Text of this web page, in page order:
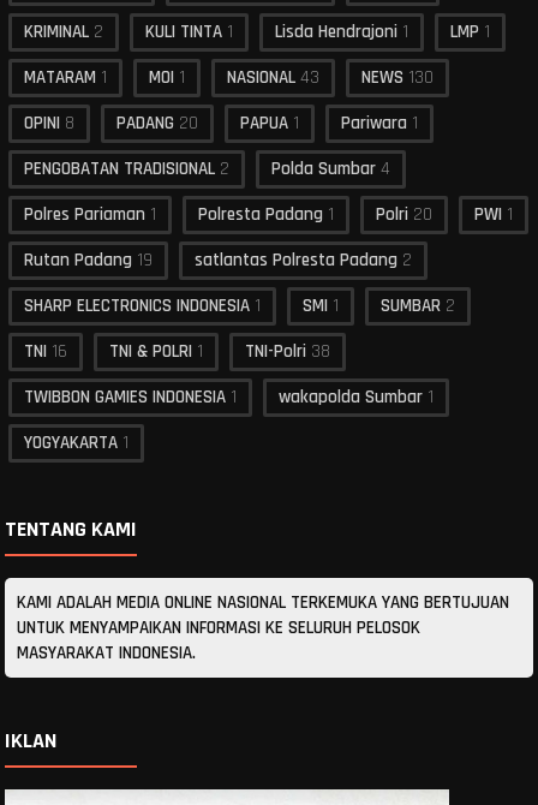
KRIMINAL 2 KULI TINTA 1 Lisda Hendrajoni 1 LMP 1
MATARAM 1 MOI 1 NASIONAL 43 NEWS 130
OPINI 8 PADANG 20 PAPUA 1 Pariwara 1
PENGOBATAN TRADISIONAL 2 Polda Sumbar 4
Polres Pariaman 1 Polresta Padang 1 Polri 20 PWI 1
Rutan Padang 19 satlantas Polresta Padang 2
SHARP ELECTRONICS INDONESIA 1 SMI 1 SUMBAR 2
TNI 16 TNI & POLRI 1 TNI-Polri 38
TWIBBON GAMIES INDONESIA 1 wakapolda Sumbar 1
YOGYAKARTA 1
TENTANG KAMI
KAMI ADALAH MEDIA ONLINE NASIONAL TERKEMUKA YANG BERTUJUAN
UNTUK MENYAMPAIKAN INFORMASI KE SELURUH PELOSOK
MASYARAKAT INDONESIA.
IKLAN